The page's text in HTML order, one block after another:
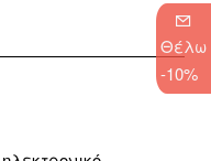
Θέλω
-10%